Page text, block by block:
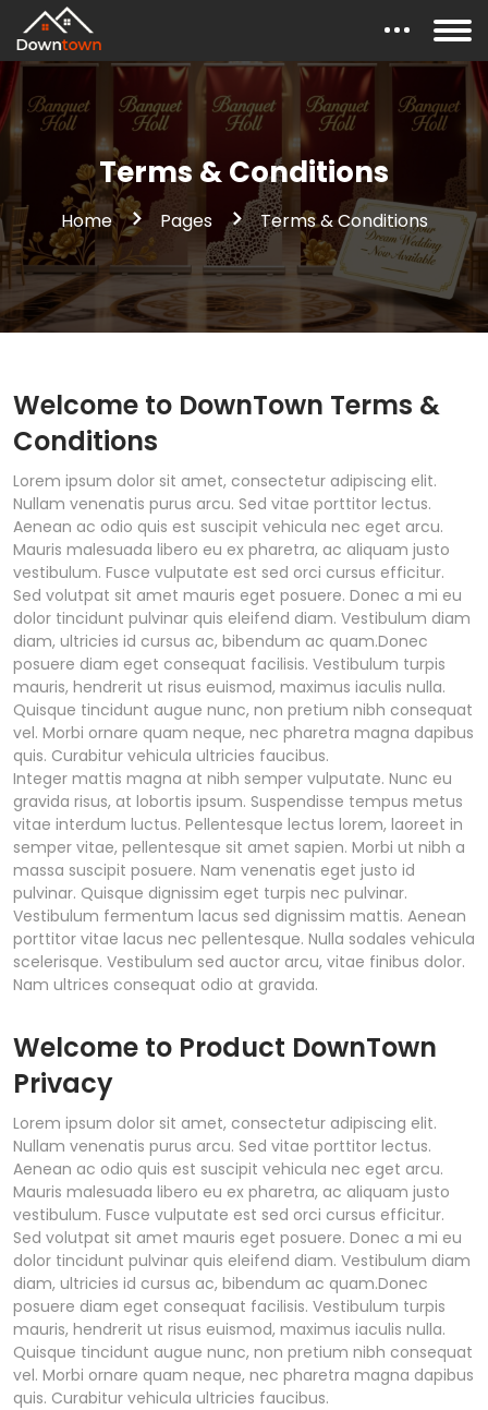
Terms & Conditions
Home Pages Terms & Conditions
Welcome to DownTown Terms &
Conditions
Lorem ipsum dolor sit amet, consectetur adipiscing elit.
Nullam venenatis purus arcu. Sed vitae porttitor lectus.
Aenean ac odio quis est suscipit vehicula nec eget arcu.
Mauris malesuada libero eu ex pharetra, ac aliquam justo
vestibulum. Fusce vulputate est sed orci cursus efficitur.
Sed volutpat sit amet mauris eget posuere. Donec a mi eu
dolor tincidunt pulvinar quis eleifend diam. Vestibulum diam
diam, ultricies id cursus ac, bibendum ac quam.Donec
posuere diam eget consequat facilisis. Vestibulum turpis
mauris, hendrerit ut risus euismod, maximus iaculis nulla.
Quisque tincidunt augue nunc, non pretium nibh consequat
vel. Morbi ornare quam neque, nec pharetra magna dapibus
quis. Curabitur vehicula ultricies faucibus.
Integer mattis magna at nibh semper vulputate. Nunc eu
gravida risus, at lobortis ipsum. Suspendisse tempus metus
vitae interdum luctus. Pellentesque lectus lorem, laoreet in
semper vitae, pellentesque sit amet sapien. Morbi ut nibh a
massa suscipit posuere. Nam venenatis eget justo id
pulvinar. Quisque dignissim eget turpis nec pulvinar.
Vestibulum fermentum lacus sed dignissim mattis. Aenean
porttitor vitae lacus nec pellentesque. Nulla sodales vehicula
scelerisque. Vestibulum sed auctor arcu, vitae finibus dolor.
Nam ultrices consequat odio at gravida.
Welcome to Product DownTown
Privacy
Lorem ipsum dolor sit amet, consectetur adipiscing elit.
Nullam venenatis purus arcu. Sed vitae porttitor lectus.
Aenean ac odio quis est suscipit vehicula nec eget arcu.
Mauris malesuada libero eu ex pharetra, ac aliquam justo
vestibulum. Fusce vulputate est sed orci cursus efficitur.
Sed volutpat sit amet mauris eget posuere. Donec a mi eu
dolor tincidunt pulvinar quis eleifend diam. Vestibulum diam
diam, ultricies id cursus ac, bibendum ac quam.Donec
posuere diam eget consequat facilisis. Vestibulum turpis
mauris, hendrerit ut risus euismod, maximus iaculis nulla.
Quisque tincidunt augue nunc, non pretium nibh consequat
vel. Morbi ornare quam neque, nec pharetra magna dapibus
quis. Curabitur vehicula ultricies faucibus.